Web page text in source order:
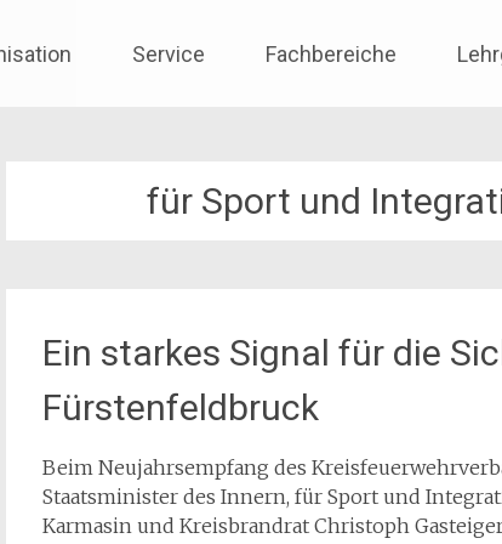
Service Fachbereiche
für Sport und
Ein starkes Signal für die
Fürstenfeldbruck
Beim Neujahrsempfang des
Staatsminister des Innern, für Sport und
Karmasin und Kreisbrandrat Christoph